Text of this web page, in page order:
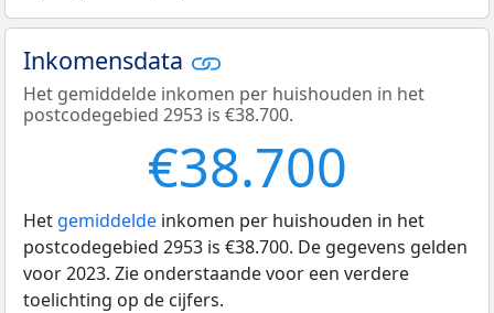
Inkomensdata
Het gemiddelde inkomen per huishouden in het
postcodegebied 2953 is €38.700.
€38.700
Het gemiddelde inkomen per huishouden in het
postcodegebied 2953 is €38.700. De gegevens gelden
voor 2023. Zie onderstaande voor een verdere
toelichting op de cijfers.